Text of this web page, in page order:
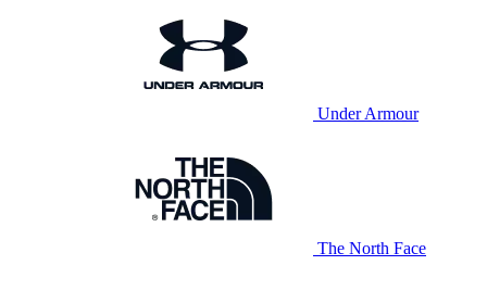
Under Armour
The North Face